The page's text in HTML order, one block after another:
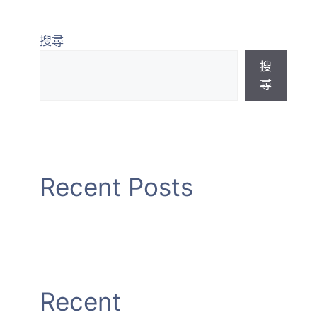
搜尋
搜
尋
Recent Posts
Recent